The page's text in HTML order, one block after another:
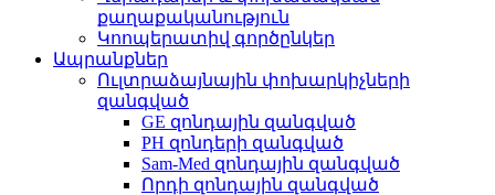
քաղաքականություն
Կոոպերատիվ գործընկեր
Ապրանքներ
Ուլտրաձայնային փոխարկիչների
զանգված
GE զոնդային զանգված
PH զոնդերի զանգված
Sam-Med զոնդային զանգված
Որդի զոնդային զանգված